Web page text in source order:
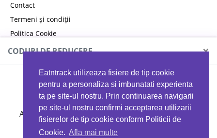
Eatntrack utilizeaza fisiere de tip cookie
pentru a personaliza si imbunatati experienta
ta pe site-ul nostru. Prin continuarea navigarii
pe site-ul nostru confirmi acceptarea utilizarii
fisierelor de tip cookie conform Politicii de
Cookie. Afla mai multe
Contact
Termeni și condiții
Politica Cookie
Politica de confidențialitate
CODURI DE REDUCERE ×
MYPROTEIN
Ai 40%reducere la orice comandă folosind codul
EATTRACK